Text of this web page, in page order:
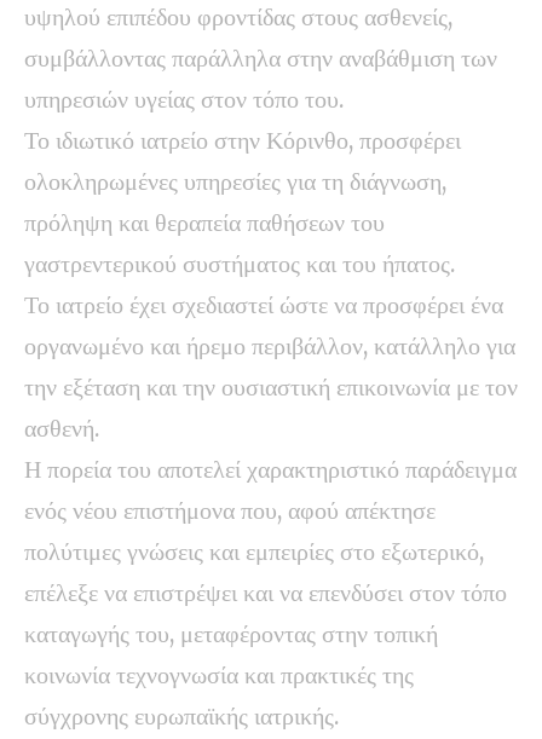
υψηλού επιπέδου φροντίδας στους ασθενείς,
συμβάλλοντας παράλληλα στην αναβάθμιση των
υπηρεσιών υγείας στον τόπο του.
Το ιδιωτικό ιατρείο στην Κόρινθο, προσφέρει
ολοκληρωμένες υπηρεσίες για τη διάγνωση,
πρόληψη και θεραπεία παθήσεων του
γαστρεντερικού συστήματος και του ήπατος.
Το ιατρείο έχει σχεδιαστεί ώστε να προσφέρει ένα
οργανωμένο και ήρεμο περιβάλλον, κατάλληλο για
την εξέταση και την ουσιαστική επικοινωνία με τον
ασθενή.
Η πορεία του αποτελεί χαρακτηριστικό παράδειγμα
ενός νέου επιστήμονα που, αφού απέκτησε
πολύτιμες γνώσεις και εμπειρίες στο εξωτερικό,
επέλεξε να επιστρέψει και να επενδύσει στον τόπο
καταγωγής του, μεταφέροντας στην τοπική
κοινωνία τεχνογνωσία και πρακτικές της
σύγχρονης ευρωπαϊκής ιατρικής.